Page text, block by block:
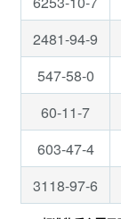
2481-94-9
547-58-0
60-11-7
603-47-4
3118-97-6